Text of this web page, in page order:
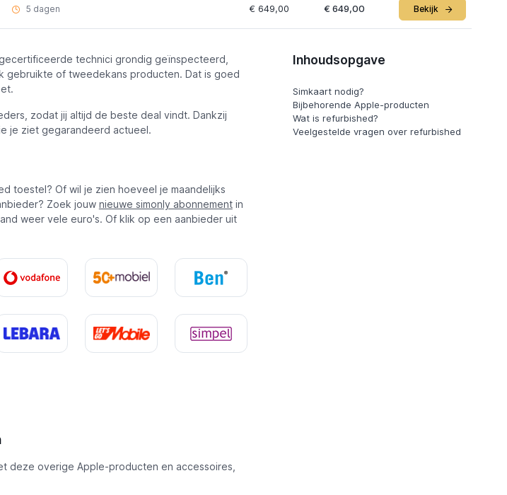
5 dagen € 649,00 € 649,00 Bekijk
Inhoudsopgave
Simkaart nodig?
Bijbehorende Apple-producten
Wat is refurbished?
Veelgestelde vragen over refurbished
technici grondig geïnspecteerd,
gebruikte of tweedekans producten. Dat is goed
zodat jij altijd de beste deal vindt. Dankzij
je ziet gegarandeerd actueel.
toestel? Of wil je zien hoeveel je maandelijks
Zoek jouw nieuwe simonly abonnementin
weer vele euro's. Of klik op een aanbieder uit
deze overige Apple-producten en accessoires,